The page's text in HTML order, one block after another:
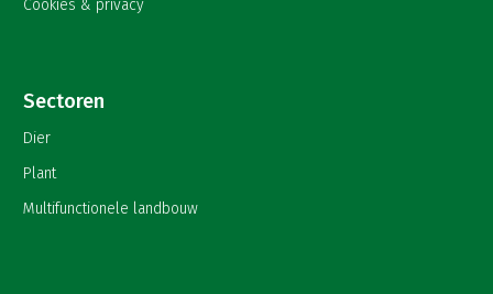
Cookies & privacy
Sectoren
Dier
Plant
Multifunctionele landbouw